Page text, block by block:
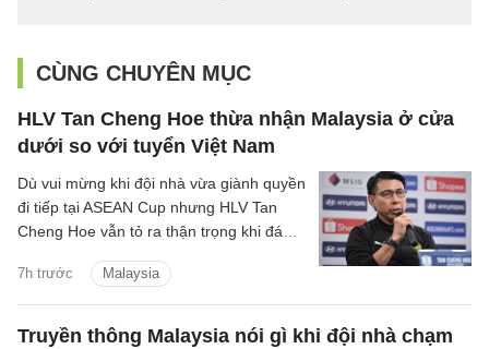
CÙNG CHUYÊN MỤC
HLV Tan Cheng Hoe thừa nhận Malaysia ở cửa
dưới so với tuyển Việt Nam
7h trước Malaysia
Dù vui mừng khi đội nhà vừa giành quyền
đi tiếp tại ASEAN Cup nhưng HLV Tan
Cheng Hoe vẫn tỏ ra thận trọng khi đánh
Việt Nam.
Truyền thông Malaysia nói gì khi đội nhà chạm